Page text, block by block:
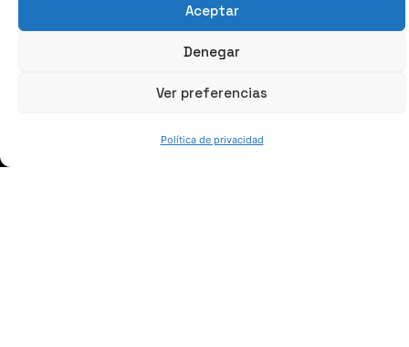
Aceptar
Denegar
Ver preferencias
Política de privacidad